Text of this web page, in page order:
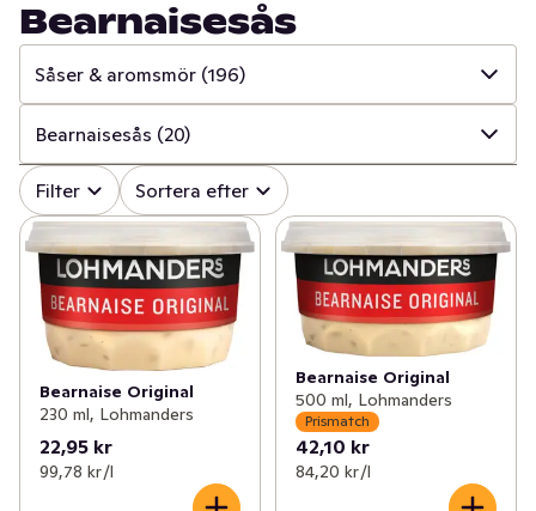
Bearnaisesås
Såser & aromsmör (196)
✓ Alla (646)
✓ Kryddor & örter (226)
(196)
✓ Buljong & fond (48)
✓ Dressing, dip & röror (85)
✓ Chili (49)
✓ Salt (29)
Bearnaisesås (20)
✓ Alla (196)
✓ Bearnaisesås
✓ Bechamelsås (2)
✓ Rödvinssås (2)
✓ Worcestersås (1)
✓ Marinad, rub och grillolja
Filter Sortera efter
Bearnaise Original
230 ml, Lohmanders
22,95 kr
99,78 kr /l
Bearnaise Original
500 ml, Lohmanders
Prismatch
42,10 kr
84,20 kr /l